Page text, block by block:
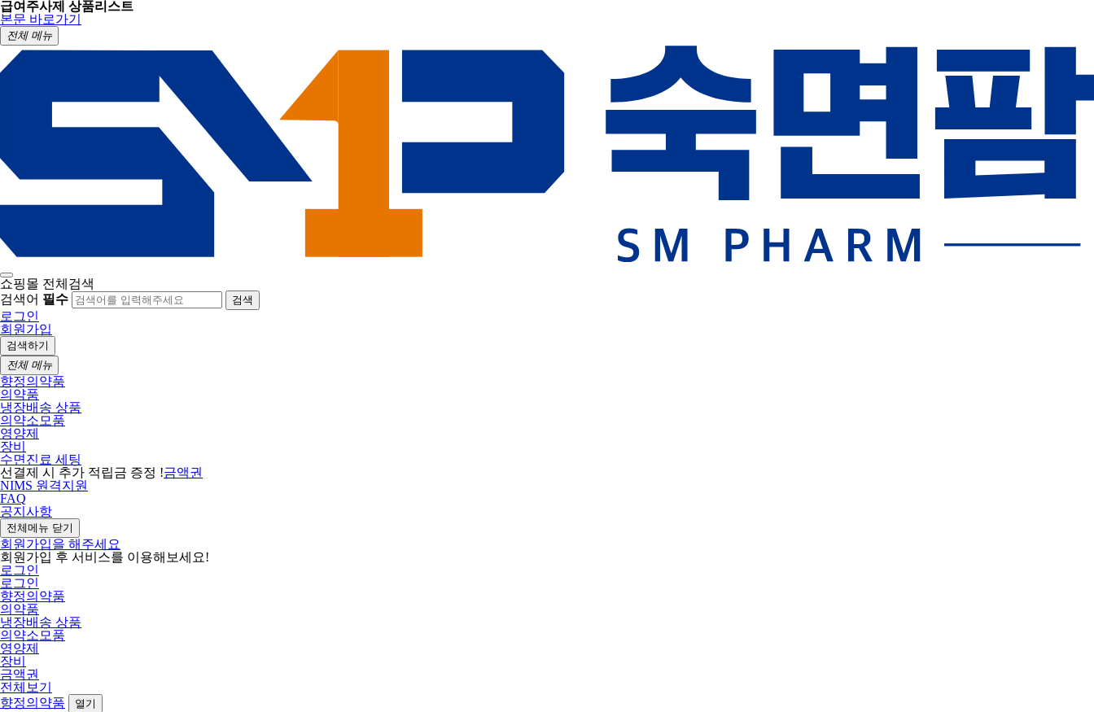
급여주사제 상품리스트
본문 바로가기
전체 메뉴
쇼핑몰 전체검색
검색어 필수 검색
로그인
회원가입
검색하기
전체 메뉴
향정의약품
의약품
냉장배송 상품
의약소모품
영양제
장비
수면진료 세팅
선결제 시 추가 적립금 증정 !금액권
NIMS 원격지원
FAQ
공지사항
전체메뉴 닫기
회원가입을 해주세요
회원가입 후 서비스를 이용해보세요!
로그인
로그인
향정의약품
의약품
냉장배송 상품
의약소모품
영양제
장비
금액권
전체보기
향정의약품
열기